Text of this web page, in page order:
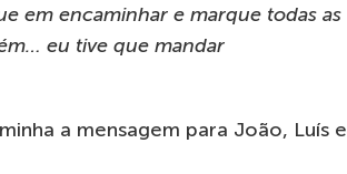
em encaminhar e marque todas as
eu tive que mandar
a mensagem para João, Luís e